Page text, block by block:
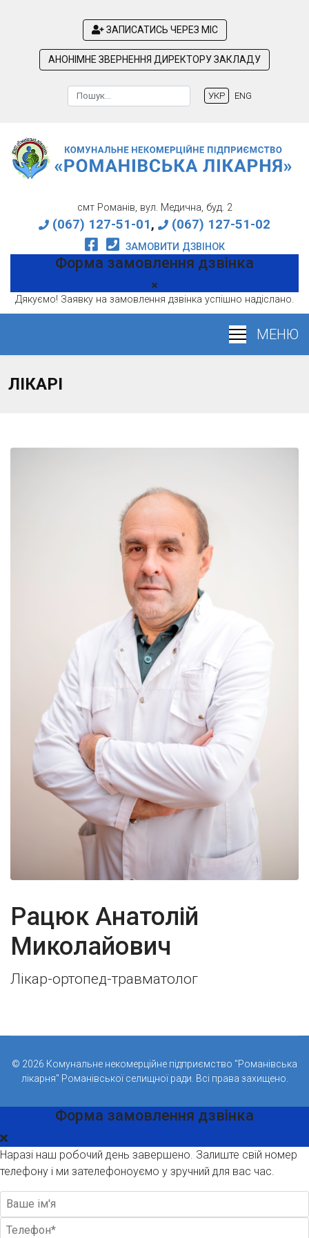
ЗАПИСАТИСЬ ЧЕРЕЗ МІС
АНОНІМНЕ ЗВЕРНЕННЯ ДИРЕКТОРУ ЗАКЛАДУ
Пошук
УКР ENG
смт Романів, вул. Медична, буд. 2
(067) 127-51-01, (067) 127-51-02
ЗАМОВИТИ ДЗВІНОК
Форма замовлення дзвінка
Дякуємо! Заявку на замовлення дзвінка успішно надіслано.
ЛІКАРІ
Рацюк Анатолій
Миколайович
Лікар-ортопед-травматолог
© 2026 Комунальне некомерційне підприємство "Романівська
лікарня" Романівської селищної ради. Всі права захищено.
Форма замовлення дзвінка
Наразі наш робочий день завершено. Залиште свій номер
телефону і ми зателефоноуємо у зручний для вас час.